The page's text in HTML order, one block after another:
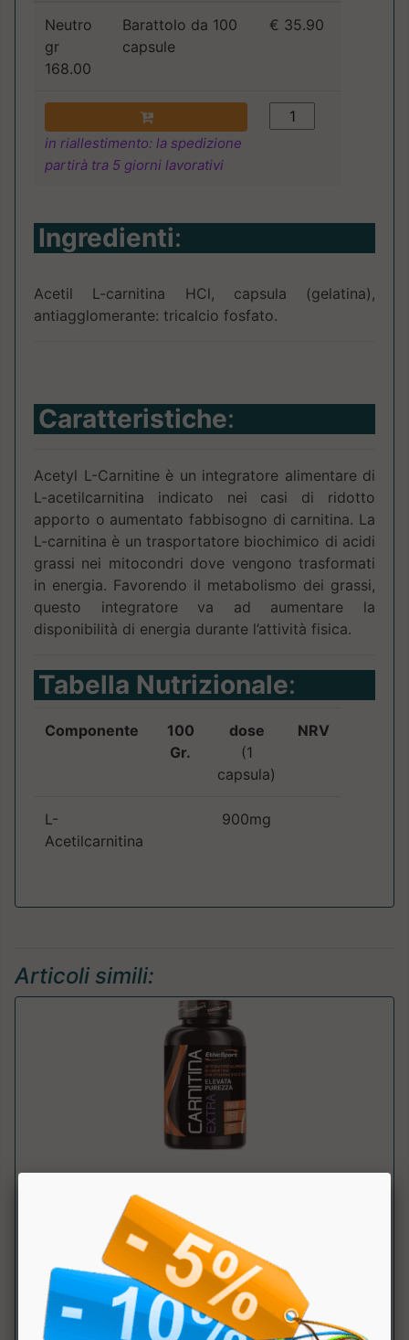
Neutro
gr
168.00
Barattolo da 100
capsule
€ 35.90
in riallestimento: la spedizione
partirà tra 5 giorni lavorativi
Ingredienti:
Acetil L-carnitina HCl, capsula (gelatina),
antiagglomerante: tricalcio fosfato.
Caratteristiche:
Acetyl L-Carnitine è un integratore alimentare di
L-acetilcarnitina indicato nei casi di ridotto
apporto o aumentato fabbisogno di carnitina. La
L-carnitina è un trasportatore biochimico di acidi
grassi nei mitocondri dove vengono trasformati
in energia. Favorendo il metabolismo dei grassi,
questo integratore va ad aumentare la
disponibilità di energia durante l’attività fisica.
Tabella Nutrizionale:
Componente
100
Gr.
dose
(1
capsula)
NRV
L-
Acetilcarnitina
900mg
Articoli simili:
Ethic Sport
Elevata concentrazione di carnitina, adatto a sport di
endurance e ultra-endurance. Prezzo...
a partire da € 31.88